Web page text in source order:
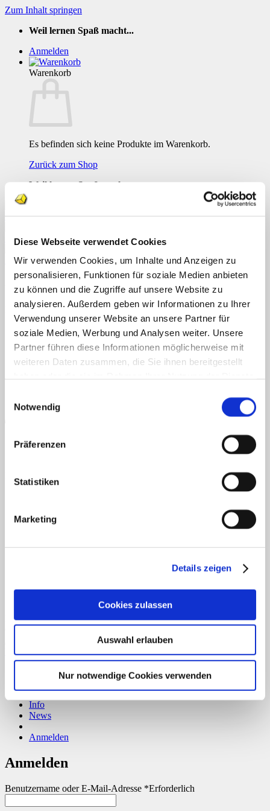
Diese Webseite verwendet Cookies
Wir verwenden Cookies, um Inhalte und Anzeigen zu
personalisieren, Funktionen für soziale Medien anbieten
zu können und die Zugriffe auf unsere Website zu
analysieren. Außerdem geben wir Informationen zu Ihrer
Verwendung unserer Website an unsere Partner für
soziale Medien, Werbung und Analysen weiter. Unsere
Partner führen diese Informationen möglicherweise mit
weiteren Daten zusammen, die Sie ihnen bereitgestellt
Notwendig
Präferenzen
Statistiken
Marketing
Details zeigen
Cookies zulassen
Auswahl erlauben
Nur notwendige Cookies verwenden
Zum Inhalt springen
Weil lernen Spaß macht...
Anmelden
Warenkorb
Es befinden sich keine Produkte im Warenkorb.
Zurück zum Shop
Weil lernen Spaß macht...
Menü
Home
Über uns
Shop
Info
News
Suchen nach:
Veröffentlicht 20. November 2020bei423 × 600in08.12.2020
Kommentare und Trackbacks sind derzeit geschlossen.
AGB Datenschutz Widerruf Versand & Lieferung Zahlungsweisen
Impressum
Bank Transfer
Copyright 2026 ©
Vertrag widerrufen
Shop
Info
News
Anmelden
Anmelden
Benutzername oder E-Mail-Adresse *Erforderlich